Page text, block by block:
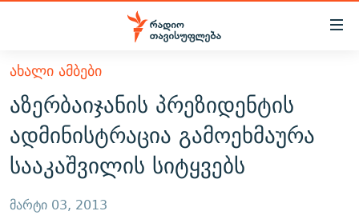
Accessibility
მთავარ
შინაარსზე
დაბრუნება
მთავარ
ნავიგაციაზე
დაბრუნება
ძიებაზე
ᲐᲮᲐᲚᲘ ᲐᲛᲑᲔᲑᲘ
ᲗᲔᲛᲔᲑᲘ
ᲞᲝᲚᲘᲢᲘᲙᲐ
ᲔᲙᲝᲜᲝᲛᲘᲙᲐ
ᲡᲐᲖᲝᲒᲐᲓᲝᲔᲑᲐ
ᲕᲘᲓᲔᲝ
ᲑᲚᲝᲒᲔᲑᲘ
ᲞᲝᲓᲙᲐᲡᲢᲔᲑᲘ
ᲐᲮᲐᲚᲘ ᲐᲛᲑᲔᲑᲘ
აზერბაიჯანის პრეზიდენტის
ადმინისტრაცია გამოეხმაურა
სააკაშვილის სიტყვებს
მარტი 03, 2013